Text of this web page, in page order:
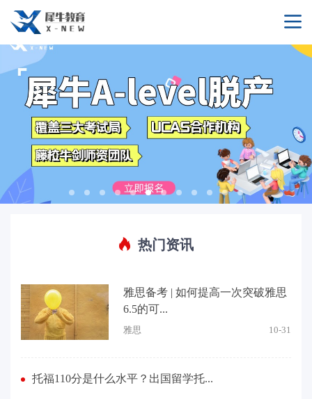
热门资讯
雅思备考 | 如何提高一次突破雅思
6.5的可...
雅思 10-31
托福110分是什么水平？出国留学托...